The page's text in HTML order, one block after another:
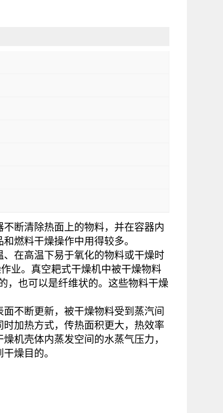
断清除热面上的物料，并在容器内
燃料干燥操作中用得较多。
在高温下易于氧化的物料或干燥时
业。真空耙式干燥机中被干燥物料
，也可以是纤维状的。这些物料干燥
不断更新，被干燥物料受到蒸汽间
加热方式，传热面积更大，热效率
机壳体内蒸发空间的水蒸气压力，
燥目的。